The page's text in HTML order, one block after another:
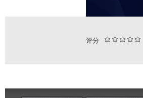
评分